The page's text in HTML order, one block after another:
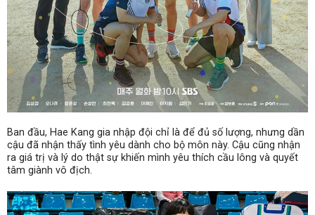
Ban đầu, Hae Kang gia nhập đội chỉ là để đủ số lượng, nhưng dần
cậu đã nhận thấy tình yêu dành cho bộ môn này. Cậu cũng nhận
ra giá trị và lý do thật sự khiến mình yêu thích cầu lông và quyết
tâm giành vô địch.